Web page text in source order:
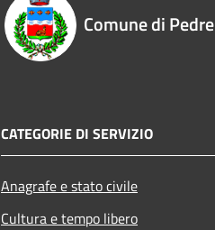
Comune di
CATEGORIE DI SERVIZIO
Anagrafe e stato civile
Cultura e tempo libero